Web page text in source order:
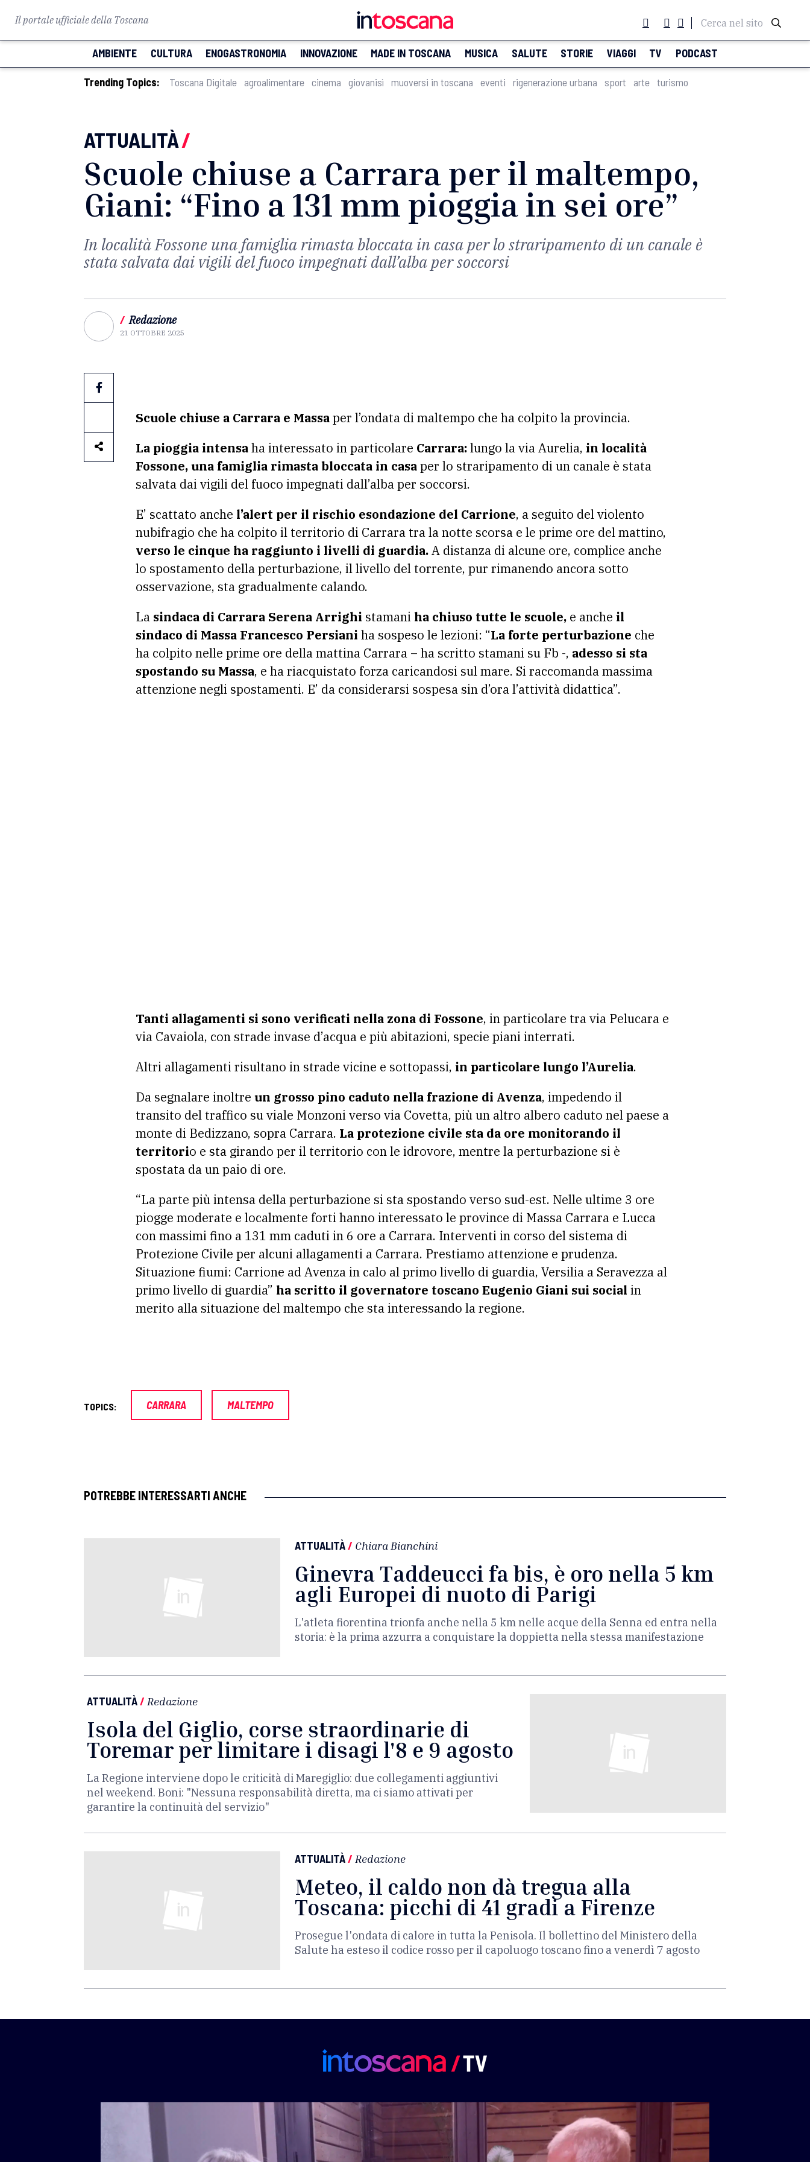
Il portale ufficiale della Toscana Cerca nel sito
AMBIENTE CULTURA ENOGASTRONOMIA INNOVAZIONE MADE IN TOSCANA MUSICA SALUTE STORIE VIAGGI TV PODCAST
Trending Topics: Toscana Digitale agroalimentare cinema giovanisì muoversi in toscana eventi rigenerazione urbana sport arte turismo
ATTUALITÀ/
Scuole chiuse a Carrara per il maltempo,
Giani: “Fino a 131 mm pioggia in sei ore”
In località Fossone una famiglia rimasta bloccata in casa per lo straripamento di un canale è
stata salvata dai vigili del fuoco impegnati dall’alba per soccorsi
/ Redazione
21 OTTOBRE 2025
Scuole chiuse a Carrara e Massaper l’ondata di maltempo che ha colpito la provincia.
La pioggia intensaha interessato in particolare Carrara:lungo la via Aurelia, in località
Fossone, una famiglia rimasta bloccata in casaper lo straripamento di un canale è stata
salvata dai vigili del fuoco impegnati dall’alba per soccorsi.
E’ scattato anche l’alert per il rischio esondazione del Carrione, a seguito del violento
nubifragio che ha colpito il territorio di Carrara tra la notte scorsa e le prime ore del mattino,
verso le cinque ha raggiunto i livelli di guardia.A distanza di alcune ore, complice anche
lo spostamento della perturbazione, il livello del torrente, pur rimanendo ancora sotto
osservazione, sta gradualmente calando.
La sindaca di Carrara Serena Arrighi stamani ha chiuso tutte le scuole, e anche il
sindaco di Massa Francesco Persiani ha sospeso le lezioni: “La forte perturbazione che
ha colpito nelle prime ore della mattina Carrara – ha scritto stamani su Fb -, adesso si sta
spostando su Massa, e ha riacquistato forza caricandosi sul mare. Si raccomanda massima
attenzione negli spostamenti. E’ da considerarsi sospesa sin d’ora l’attività didattica”.
Tanti allagamenti si sono verificati nella zona di Fossone, in particolare tra via Pelucara e
via Cavaiola, con strade invase d’acqua e più abitazioni, specie piani interrati.
Altri allagamenti risultano in strade vicine e sottopassi, in particolare lungo l’Aurelia.
Da segnalare inoltre un grosso pino caduto nella frazione di Avenza, impedendo il
transito del traffico su viale Monzoni verso via Covetta, più un altro albero caduto nel paese a
monte di Bedizzano, sopra Carrara. La protezione civile sta da ore monitorando il
territorio e sta girando per il territorio con le idrovore, mentre la perturbazione si è
spostata da un paio di ore.
“La parte più intensa della perturbazione si sta spostando verso sud-est. Nelle ultime 3 ore
piogge moderate e localmente forti hanno interessato le province di Massa Carrara e Lucca
con massimi fino a 131 mm caduti in 6 ore a Carrara. Interventi in corso del sistema di
Protezione Civile per alcuni allagamenti a Carrara. Prestiamo attenzione e prudenza.
Situazione fiumi: Carrione ad Avenza in calo al primo livello di guardia, Versilia a Seravezza al
primo livello di guardia” ha scritto il governatore toscano Eugenio Giani sui social in
merito alla situazione del maltempo che sta interessando la regione.
TOPICS: CARRARA MALTEMPO
POTREBBE INTERESSARTI ANCHE
ATTUALITÀ/ Chiara Bianchini
Ginevra Taddeucci fa bis, è oro nella 5 km
agli Europei di nuoto di Parigi
L'atleta fiorentina trionfa anche nella 5 km nelle acque della Senna ed entra nella
storia: è la prima azzurra a conquistare la doppietta nella stessa manifestazione
ATTUALITÀ/ Redazione
Isola del Giglio, corse straordinarie di
Toremar per limitare i disagi l'8 e 9 agosto
La Regione interviene dopo le criticità di Maregiglio: due collegamenti aggiuntivi
nel weekend. Boni: "Nessuna responsabilità diretta, ma ci siamo attivati per
garantire la continuità del servizio"
ATTUALITÀ/ Redazione
Meteo, il caldo non dà tregua alla
Toscana: picchi di 41 gradi a Firenze
Prosegue l'ondata di calore in tutta la Penisola. Il bollettino del Ministero della
Salute ha esteso il codice rosso per il capoluogo toscano fino a venerdì 7 agosto